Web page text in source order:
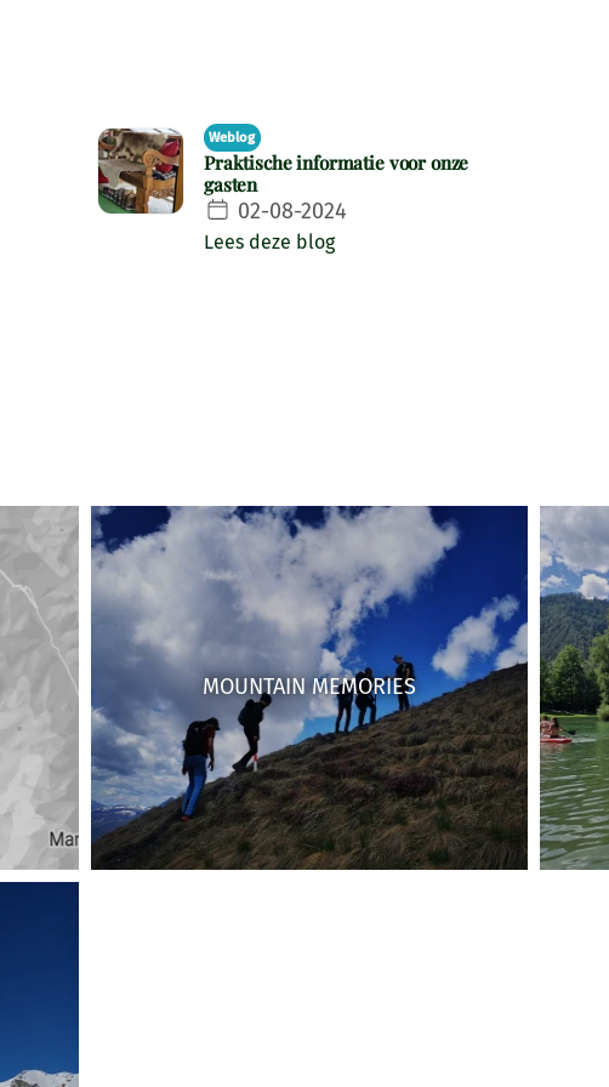
Weblog
Praktische informatie voor onze
gasten
02-08-2024
Lees deze blog
MOUNTAIN MEMORIES